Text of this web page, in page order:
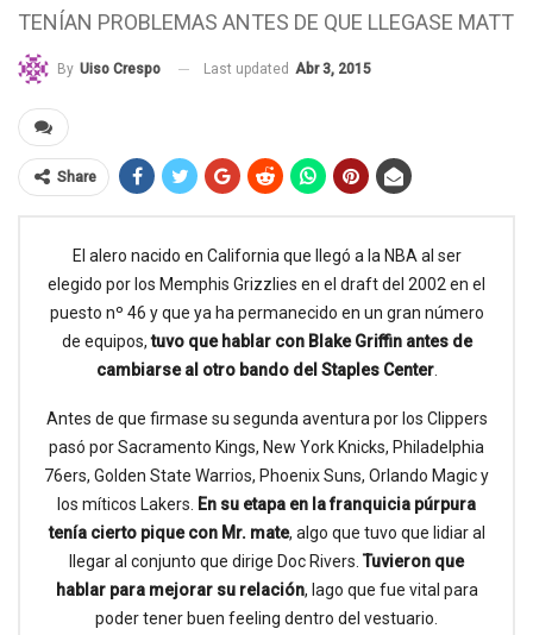
TENÍAN PROBLEMAS ANTES DE QUE LLEGASE MATT
By Uiso Crespo Last updated Abr 3, 2015
Share
El alero nacido en California que llegó a la NBA al ser
elegido por los Memphis Grizzlies en el draft del 2002 en el
puesto nº 46 y que ya ha permanecido en un gran número
de equipos,tuvo que hablar con Blake Griffin antes de
cambiarse al otro bando del Staples Center.
Antes de que firmase su segunda aventura por los Clippers
pasó por Sacramento Kings, New York Knicks, Philadelphia
76ers, Golden State Warrios, Phoenix Suns, Orlando Magic y
los míticos Lakers. En su etapa en la franquicia púrpura
tenía cierto pique con Mr. mate, algo que tuvo que lidiar al
llegar al conjunto que dirige Doc Rivers. Tuvieron que
hablar para mejorar su relación, lago que fue vital para
poder tener buen feeling dentro del vestuario.